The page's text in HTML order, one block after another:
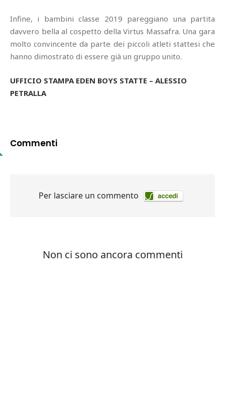
Infine, i bambini classe 2019 pareggiano una partita
davvero bella al cospetto della Virtus Massafra. Una gara
molto convincente da parte dei piccoli atleti stattesi che
hanno dimostrato di essere già un gruppo unito.
UFFICIO STAMPA EDEN BOYS STATTE – ALESSIO
PETRALLA
Commenti